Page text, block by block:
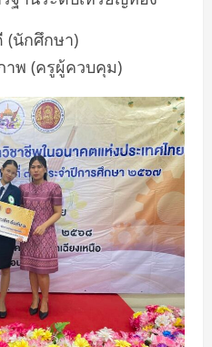
(นักศึกษา)
พ (ครูผู้ควบคุม)